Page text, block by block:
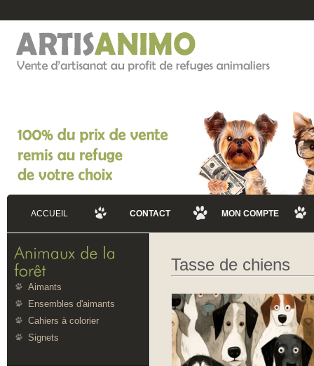
ACCUEIL CONTACT MON COMPTE
Tasse de chiens
Aimants
Ensembles d'aimants
Cahiers à colorier
Signets